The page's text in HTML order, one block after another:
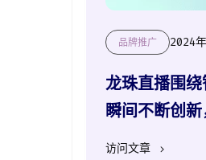
品牌推广 2024
龙珠直播围
瞬间不断创新
访问文章